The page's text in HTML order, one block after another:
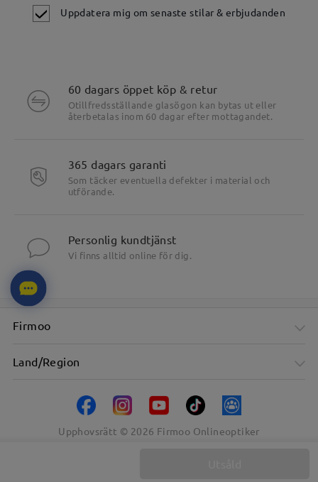
Uppdatera mig om senaste stilar & erbjudanden
60 dagars öppet köp & retur
Otillfredsställande glasögon kan bytas ut eller
återbetalas inom 60 dagar efter mottagandet.
365 dagars garanti
Som täcker eventuella defekter i material och
utförande.
Personlig kundtjänst
Vi finns alltid online för dig.
Firmoo
Land/Region
Upphovsrätt © 2026 Firmoo Onlineoptiker